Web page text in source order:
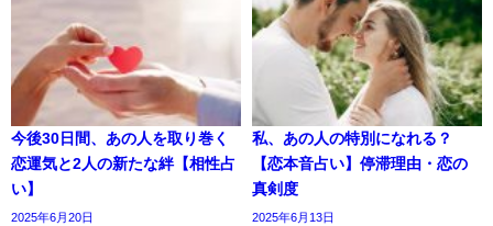
今後30日間、あの人を取り巻く
恋運気と2人の新たな絆【相性占
い】
2025年6月20日
私、あの人の特別になれる？
【恋本音占い】停滞理由・恋の
真剣度
2025年6月13日